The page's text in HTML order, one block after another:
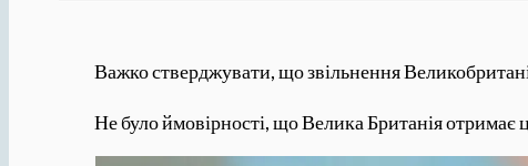
Важко стверджувати, що звільнення
Не було ймовірності, що Велика Британія